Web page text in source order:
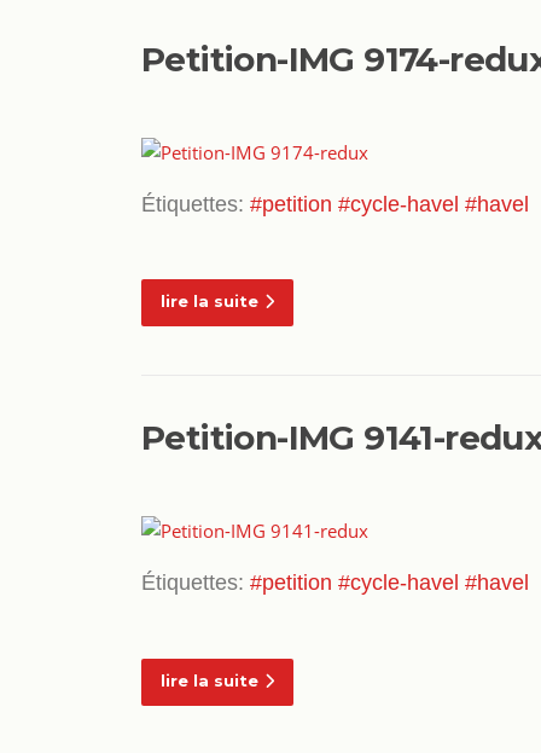
Petition-IMG 9174-
Étiquettes: #petition #cycle-havel #havel
lire la suite
Petition-IMG 9141-
Étiquettes: #petition #cycle-havel #havel
lire la suite